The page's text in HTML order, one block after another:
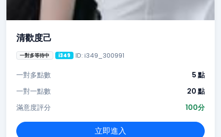
清歡度己
一對多等待中 i349 ID: i349_300991
一對多點數
5 點
一對一點數
20 點
滿意度評分
100分
立即進入